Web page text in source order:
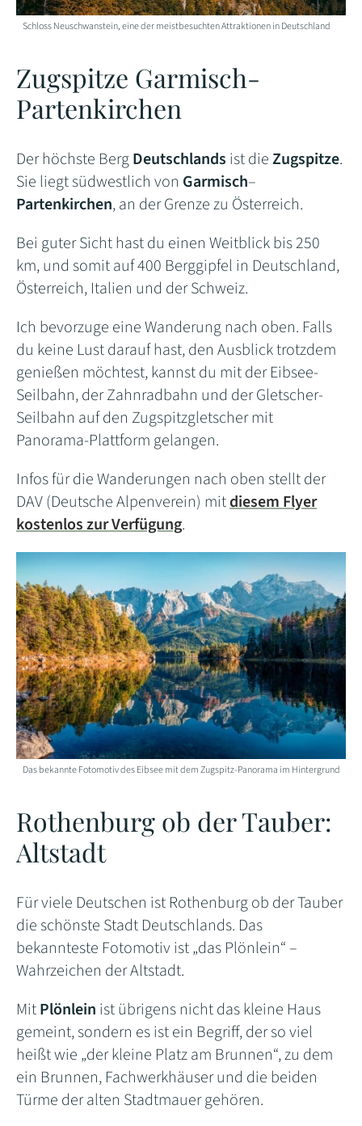
Schloss Neuschwanstein, eine der meistbesuchten Attraktionen in Deutschland
Zugspitze Garmisch-
Partenkirchen
Der höchste BergDeutschlands ist dieZugspitze.
Sie liegt südwestlich von Garmisch–
Partenkirchen, an der Grenze zu Österreich.
Bei guter Sicht hast du einen Weitblick bis 250
km, und somit auf 400 Berggipfel in Deutschland,
Österreich, Italien und der Schweiz.
Ich bevorzuge eine Wanderung nach oben. Falls
du keine Lust darauf hast, den Ausblick trotzdem
genießen möchtest, kannst du mit der Eibsee-
Seilbahn, der Zahnradbahn und der Gletscher-
Seilbahn auf den Zugspitzgletscher mit
Panorama-Plattform gelangen.
Infos für die Wanderungen nach oben stellt der
DAV (Deutsche Alpenverein) mitdiesem Flyer
kostenlos zur Verfügung.
Das bekannte Fotomotiv des Eibsee mit dem Zugspitz-Panorama im Hintergrund
Rothenburg ob der Tauber:
Altstadt
Für viele Deutschen ist Rothenburg ob der Tauber
die schönste Stadt Deutschlands. Das
bekannteste Fotomotiv ist „das Plönlein“ –
Wahrzeichen der Altstadt.
MitPlönlein ist übrigens nicht das kleine Haus
gemeint, sondern es ist ein Begriff, der so viel
heißt wie „der kleine Platz am Brunnen“, zu dem
ein Brunnen, Fachwerkhäuser und die beiden
Türme der alten Stadtmauer gehören.